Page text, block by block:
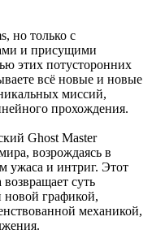
но только с
и присущими
этих потусторонних
всё новые и новые
миссий,
прохождения.
Ghost Master
возрождаясь в
ужаса и интриг. Этот
суть
графикой,
механикой,